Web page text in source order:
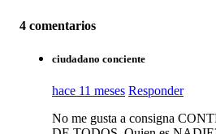
4 comentarios
ciudadano conciente
hace 11 meses Responder
No me gusta a consigna